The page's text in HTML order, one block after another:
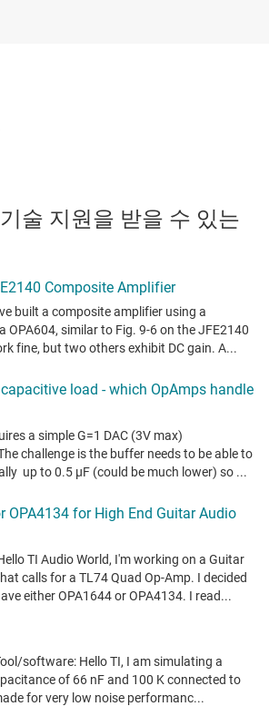
술 지원을 받을 수 있는